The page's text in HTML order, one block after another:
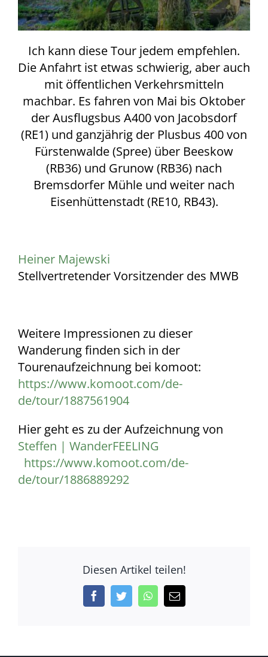
Ich kann diese Tour jedem empfehlen.
Die Anfahrt ist etwas schwierig, aber auch
mit öffentlichen Verkehrsmitteln
machbar. Es fahren von Mai bis Oktober
der Ausflugsbus A400 von Jacobsdorf
(RE1) und ganzjährig der Plusbus 400 von
Fürstenwalde (Spree) über Beeskow
(RB36) und Grunow (RB36) nach
Bremsdorfer Mühle und weiter nach
Eisenhüttenstadt (RE10, RB43).
Heiner Majewski
Stellvertretender Vorsitzender des MWB
Weitere Impressionen zu dieser
Wanderung finden sich in der
Tourenaufzeichnung bei komoot:
https://www.komoot.com/de-
de/tour/1887561904
Hier geht es zu der Aufzeichnung von
Steffen | WanderFEELING
https://www.komoot.com/de-
de/tour/1886889292
Diesen Artikel teilen!
FacebookTwitterWhatsApp
E-
Mail